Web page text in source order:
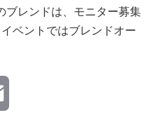
ブレンドは、モニター募集
ベントではブレンドオー